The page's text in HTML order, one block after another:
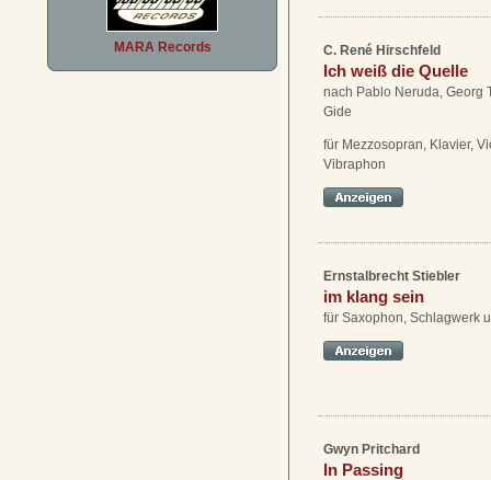
MARA Records C. René Hirschfeld
Ich weiß die Quelle
nach Pablo Neruda, Georg
Gide
für Mezzosopran, Klavier,
Vibraphon
Ernstalbrecht Stiebler
im klang sein
für Saxophon, Schlagwerk
Gwyn Pritchard
In Passing